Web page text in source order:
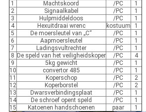
1
Machtskoord /PC
1
2
Signaalkabel /PC
1
3
Hulpmiddeldoos /PC
1
4
Hexuitdraai wrenc kostuum
1
5
De moersleutel van „C“ /PC
1
6
Aapmoersleutel /PC
1
7
Ladingsvultrechter /PC
1
8 De speld van het veiligheidskoper /PC
4
9
5kg gewicht /PC
1
10
convertor 485 /PC
1
11
Koperschop /PC
2
12
Koperborstel /PC
2
13
Dwarsverbindingsplaat /PC
1
14
De schroef opent speld /PC
1
15
Katoenen handschoenen paar 1